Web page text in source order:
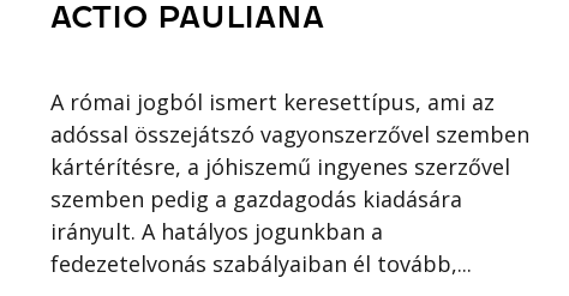
ACTIO PAULIANA
A római jogból ismert keresettípus, ami az
adóssal összejátszó vagyonszerzővel szemben
kártérítésre, a jóhiszemű ingyenes szerzővel
szemben pedig a gazdagodás kiadására
irányult. A hatályos jogunkban a
fedezetelvonás szabályaiban él tovább,...